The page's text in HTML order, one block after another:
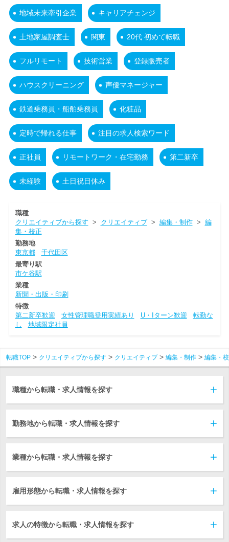
地域未来牽引企業 キャリアチェンジ
土地家屋調査士 関東 20代 初めて転職
フルリモート 技術営業 登録販売者
ハウスクリーニング 声優マネージャー
鉄道乗務員・船舶乗務員 化粧品
定時で帰れる仕事 注目の求人検索ワード
正社員 リモートワーク・在宅勤務 第二新卒
未経験 土日祝日休み
職種
クリエイティブから探す > クリエイティブ> 編集・制作> 編
集・校正
勤務地
東京都
千代田区
最寄り駅
市ケ谷駅
業種
新聞・出版・印刷
特徴
第二新卒歓迎
女性管理職登用実績あり U・Iターン歓迎
転勤な
し
地域限定社員
転職TOP クリエイティブから探す クリエイティブ 編集・制作 編集・
職種から転職・求人情報を探す
勤務地から転職・求人情報を探す
業種から転職・求人情報を探す
雇用形態から転職・求人情報を探す
求人の特徴から転職・求人情報を探す